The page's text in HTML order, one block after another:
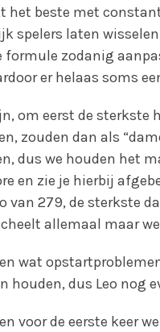
het beste met
spelers laten
formule zodanig
er helaas soms
om eerst de sterkste
zouden dan als
dus we houden het
en zie je hierbij
van 279, de sterkste
allemaal maar
wat
houden, dus Leo nog
voor de eerste keer